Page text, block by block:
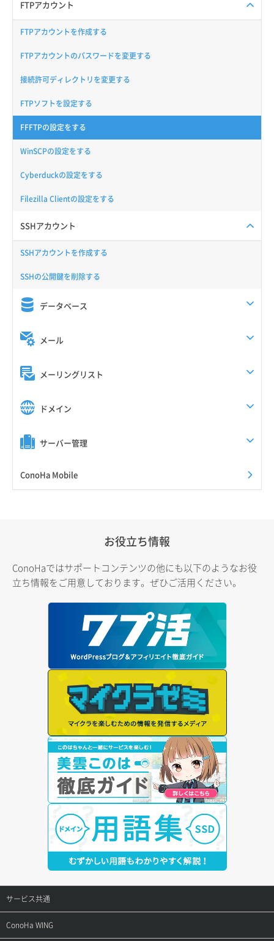
FTPアカウント
FTPアカウントを作成する
FTPアカウントのパスワードを変更する
接続許可ディレクトリを変更する
FTPソフトを設定する
FFFTPの設定をする
WinSCPの設定をする
Cyberduckの設定をする
Filezilla Clientの設定をする
SSHアカウント
SSHアカウントを作成する
SSHの公開鍵を削除する
データベース
メール
メーリングリスト
ドメイン
サーバー管理
ConoHa Mobile
お役立ち情報
ConoHaではサポートコンテンツの他にも以下のようなお役
立ち情報をご用意しております。ぜひご活用ください。
サービス共通
サポートトップ
ConoHa WING